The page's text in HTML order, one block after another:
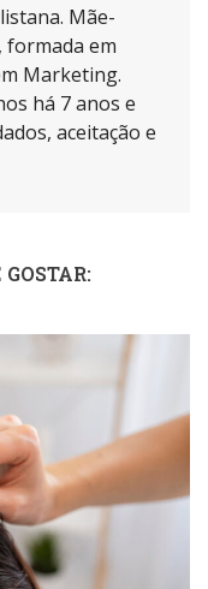
Mãe-
formada em
Marketing.
há 7 anos e
aceitação e